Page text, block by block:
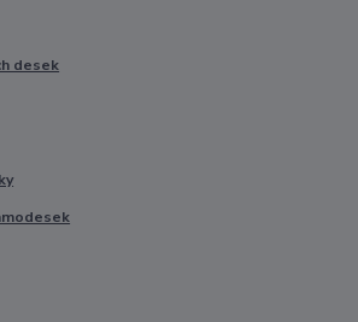
desek